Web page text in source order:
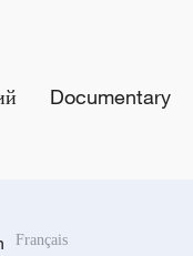
Documentary
Français